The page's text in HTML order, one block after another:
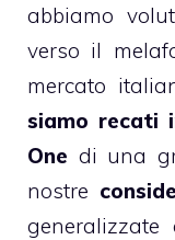
abbiamo
verso il
mercato
siamo recati
One di una
nostre